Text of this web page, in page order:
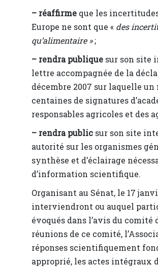
– réaffirme que les
Europe ne sont que « des
qu’alimentaire »;
– rendra publique sur son site
lettre accompagnée de la
décembre 2007 sur laquelle
centaines de signatures
responsables agricoles et des
– rendra public sur son site
autorité sur les organismes
synthèse et d’éclairage
d’information scientifique.
Organisant au Sénat, le 17
interviendront ou auquel
évoqués dans l’avis du
réunions de ce comité,
réponses scientifiquement
approprié, les actes intégraux